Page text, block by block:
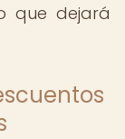
que dejará